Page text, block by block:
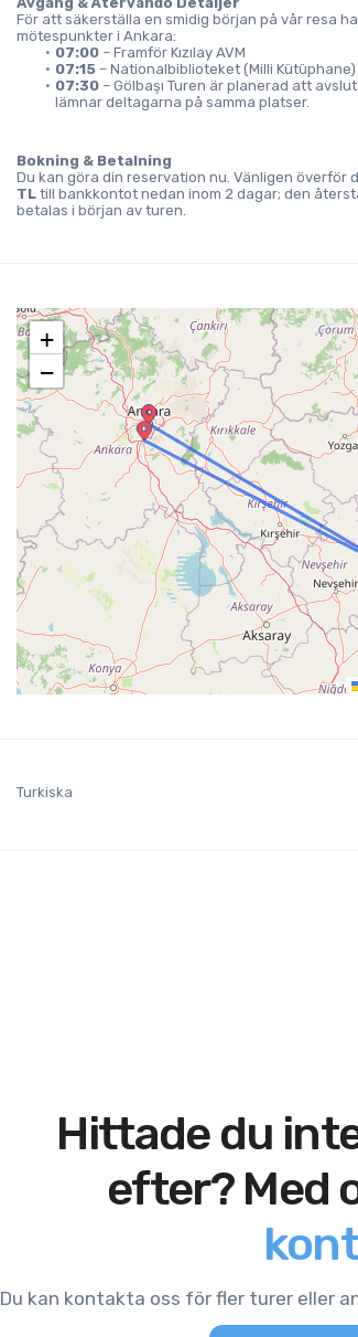
För att säkerställa en smidig början på vår resa
mötespunkter i Ankara:
07:00 – Framför Kızılay AVM
07:15 – Nationalbiblioteket (Milli Kütüphane)
07:30 – Gölbaşı Turen är planerad att
lämnar deltagarna på samma platser.
Bokning & Betalning
Du kan göra din reservation nu. Vänligen överför
TL till bankkontot nedan inom 2 dagar; den
betalas i början av turen.
+
−
Turkiska
Hittade du
efter? Med
Du kan kontakta oss för fler turer eller